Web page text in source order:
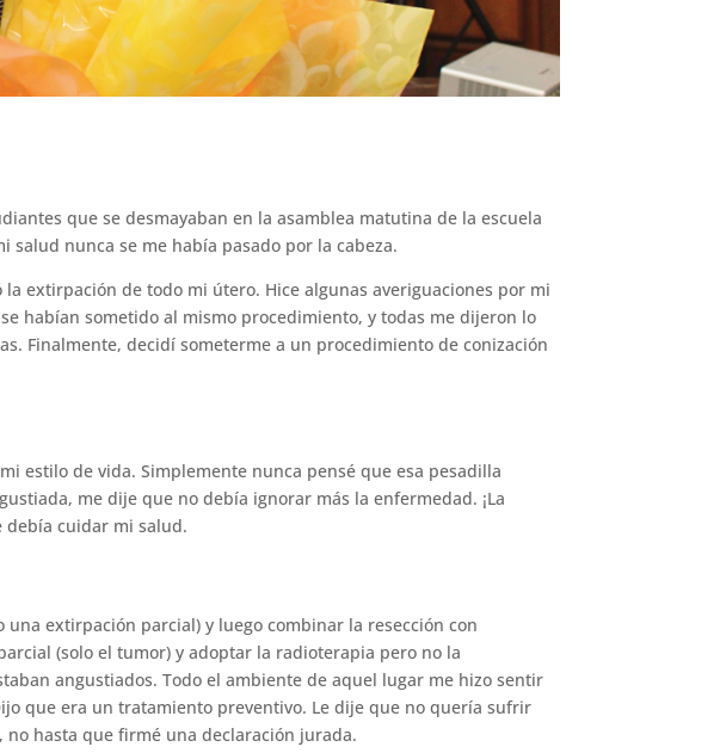
que se desmayaban en la asamblea matutina de la escuela
salud nunca se me había pasado por la cabeza.
extirpación de todo mi útero. Hice algunas averiguaciones por mi
habían sometido al mismo procedimiento, y todas me dijeron lo
Finalmente, decidí someterme a un procedimiento de conización
estilo de vida. Simplemente nunca pensé que esa pesadilla
me dije que no debía ignorar más la enfermedad. ¡La
debía cuidar mi salud.
extirpación parcial) y luego combinar la resección con
(solo el tumor) y adoptar la radioterapia pero no la
angustiados. Todo el ambiente de aquel lugar me hizo sentir
que era un tratamiento preventivo. Le dije que no quería sufrir
hasta que firmé una declaración jurada.